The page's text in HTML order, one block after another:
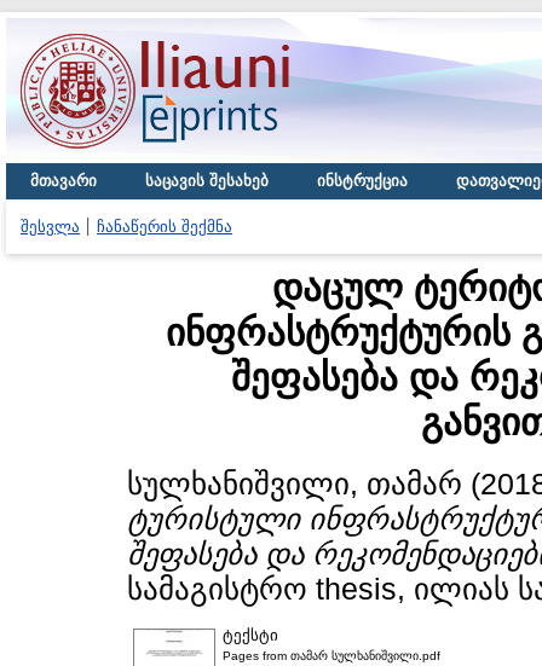
მთავარი საცავის შესახებ ინსტრუქცია
შესვლა ჩანაწერის შექმნა
დაცულ
ინფრასტრუქტურის
შეფასება და
სულხანიშვილი, თამარ
ტურისტული
შეფასება და
სამაგისტრო thesis, ილიას
ტექსტი
Pages from თამარ სულხანიშვილი.pdf